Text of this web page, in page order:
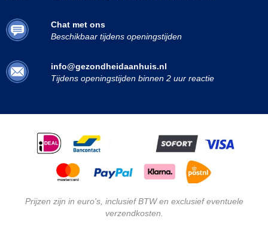
Chat met ons
Beschikbaar tijdens openingstijden
info@gezondheidaanhuis.nl
Tijdens openingstijden binnen 2 uur reactie
Prijzen zijn in euro's, inclusief BTW en exclusief eventuele
verzendkosten.